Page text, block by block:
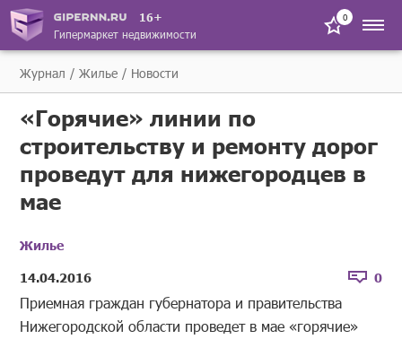
16+
Гипермаркет недвижимости
0
Журнал Жилье Новости
«Горячие» линии по
строительству и ремонту дорог
проведут для нижегородцев в
мае
Жилье
14.04.2016
0
Приемная граждан губернатора и правительства
Нижегородской области проведет в мае «горячие»